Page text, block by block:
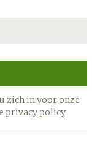
zich in voor onze
privacy policy.